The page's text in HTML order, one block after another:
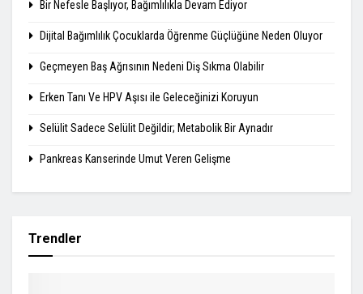
Bir Nefesle Başlıyor, Bağımlılıkla Devam Ediyor
Dijital Bağımlılık Çocuklarda Öğrenme Güçlüğüne Neden Oluyor
Geçmeyen Baş Ağrısının Nedeni Diş Sıkma Olabilir
Erken Tanı Ve HPV Aşısı ile Geleceğinizi Koruyun
Selülit Sadece Selülit Değildir; Metabolik Bir Aynadır
Pankreas Kanserinde Umut Veren Gelişme
Trendler